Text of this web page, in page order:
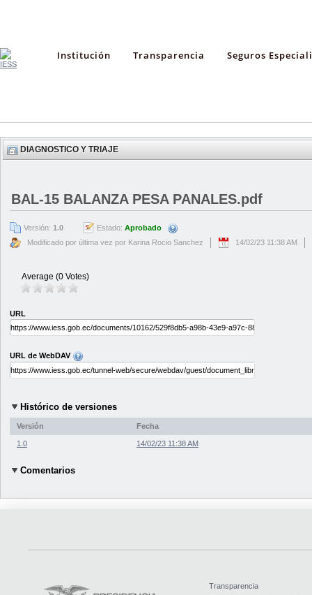
Institución Transparencia Seguros
DIAGNOSTICO Y TRIAJE
BAL-15 BALANZA PESA PANALES.pdf
Versión: 1.0 Estado: Aprobado
Modificado por última vez por Karina Rocio Sanchez
14/02/23 11:38 AM
Average (0 Votes)
URL
URL de WebDAV
Histórico de versiones
Versión Fecha
1.0 14/02/23 11:38 AM
Comentarios
Transparencia